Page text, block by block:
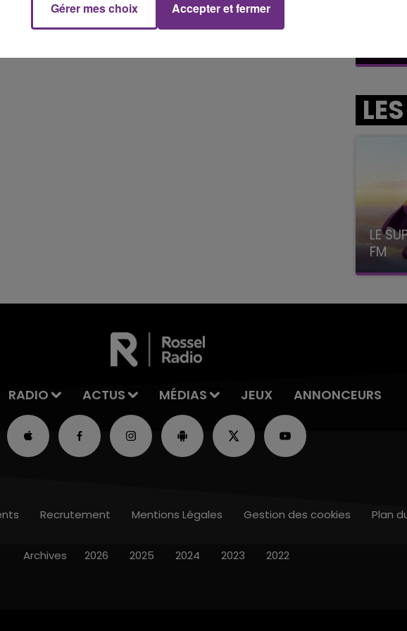
7h00 - 11h00
Le
LE
FM
avec
RADIO ACTUS MÉDIAS JEUX ANNONCEURS
Recrutement Mentions Légales Gestion des cookies Plan
Archives 2026 2025 2024 2023 2022
Gérer mes choix Accepter et fermer